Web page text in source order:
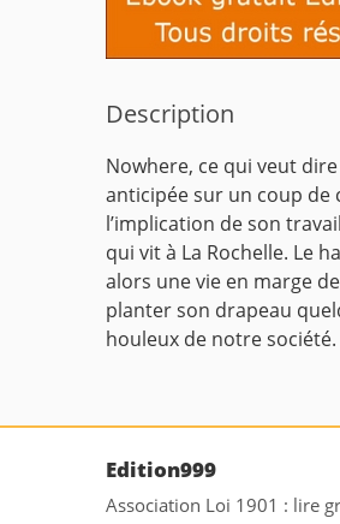
Description
Nowhere, ce qui veut
anticipée sur un coup de
l’implication de son
qui vit à La Rochelle. Le
alors une vie en marge
planter son drapeau
houleux de notre
Edition999
Association Loi 1901 : lire